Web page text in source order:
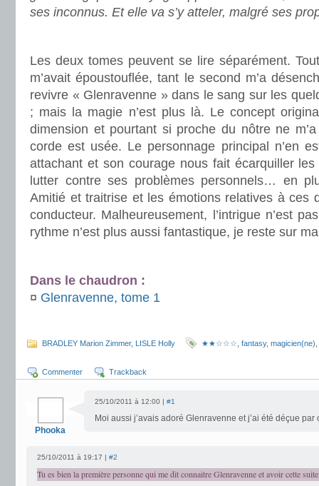
ses inconnus. Et elle va s’y atteler, malgré ses
Les deux tomes peuvent se lire séparément.
m’avait époustouflée, tant le second m’a
revivre « Glenravenne » dans le sang sur les
; mais la magie n’est plus là. Le concept
dimension et pourtant si proche du nôtre ne
corde est usée. Le personnage principal n’en
attachant et son courage nous fait écarquiller
lutter contre ses problèmes personnels… en
Amitié et traitrise et les émotions relatives à ces
conducteur. Malheureusement, l’intrigue n’est
rythme n’est plus aussi fantastique, je reste sur
Dans le chaudron :
¤ Glenravenne, tome 1
BRADLEY Marion Zimmer, LISLE Holly ★★☆☆☆ fantasy, magicien(ne)
Commenter Trackback
Phooka
25/10/2011 à 12:00 | #1
Moi aussi j’avais adoré Glenravenne et j’ai été déçue
25/10/2011 à 19:17 | #2
Tu es bien la première personne qui me dit connaitre Glenravenne et avoir cette